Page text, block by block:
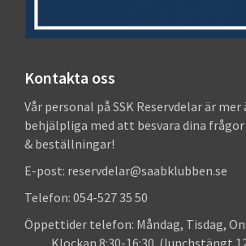
Kontakta oss
Vår personal på SSK Reservdelar är mer
behjälpliga med att besvara dina
& beställningar!
E-post: reservdelar@saabklubben.se
Telefon: 054-527 35 50
Öppettider telefon: Måndag, Tisdag,
Klockan 8:30-16:30 (lunchstängt